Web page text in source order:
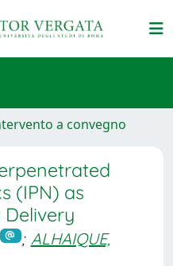
a convegno
(IPN) as
; ALHAIQUE,